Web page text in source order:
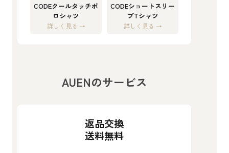
CODEクールタッチポ
ロシャツ
詳しく見る →
CODEショートスリー
ブTシャツ
詳しく見る →
AUENのサービス
返品交換
送料無料